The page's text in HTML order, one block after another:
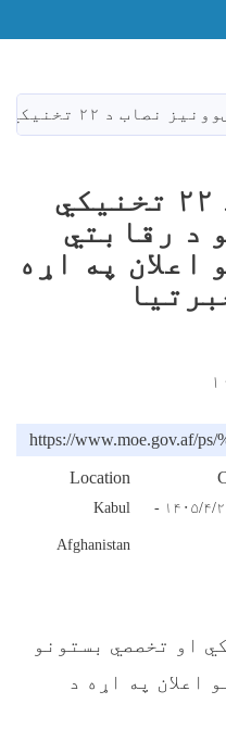
تخنیکي او تخصصي بستونو د رقابتي ازموینې د پایلو اعلان په اړه د پوهنې وزارت خبرتیا
د ښوونیز نصاب د ۲۲ تخنیکي
د رقابتي
اعلان په اړه
https://www.moe.gov.af/
چهارشنبه ۱۴۰۵/۴/۲۴ -
Location
Kabul
Afghanistan
د ۲۲ تخنیکي او تخصصي بستونو
اعلان په اړه د